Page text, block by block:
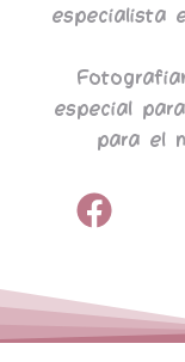
especialista
especial
para el